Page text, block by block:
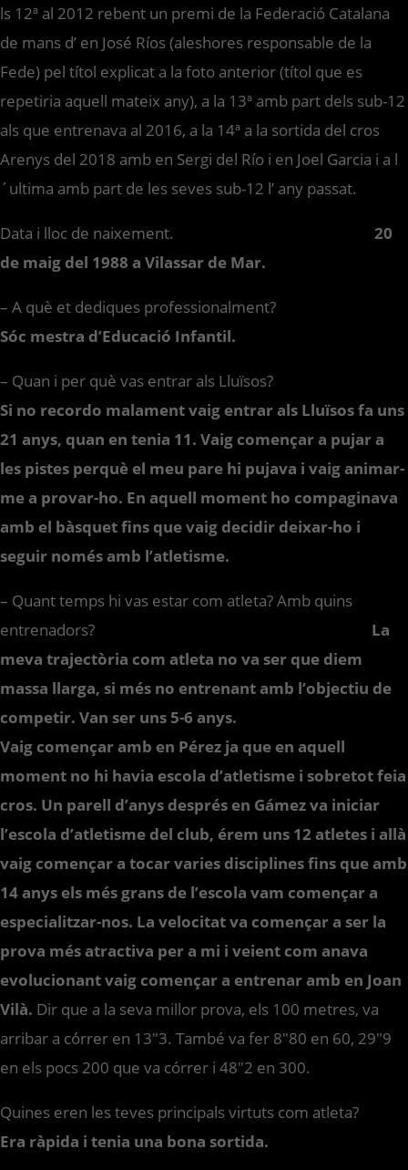
ls 12ª al 2012 rebent un premi de la Federació Catalana
de mans d’ en José Ríos (aleshores responsable de la
Fede) pel títol explicat a la foto anterior (títol que es
repetiria aquell mateix any), a la 13ª amb part dels sub-12
als que entrenava al 2016, a la 14ª a la sortida del cros
Arenys del 2018 amb en Sergi del Río i en Joel Garcia i a l
´ultima amb part de les seves sub-12 l’ any passat.
Data i lloc de naixement. 20
de maig del 1988 a Vilassar de Mar.
– A què et dediques professionalment?
Sóc mestra d’Educació Infantil.
– Quan i per què vas entrar als Lluïsos?
Si no recordo malament vaig entrar als Lluïsos fa uns
21 anys, quan en tenia 11. Vaig començar a pujar a
les pistes perquè el meu pare hi pujava i vaig animar-
me a provar-ho. En aquell moment ho compaginava
amb el bàsquet fins que vaig decidir deixar-ho i
seguir només amb l’atletisme.
– Quant temps hi vas estar com atleta? Amb quins
entrenadors? La
meva trajectòria com atleta no va ser que diem
massa llarga, si més no entrenant amb l’objectiu de
competir. Van ser uns 5-6 anys.
Vaig començar amb en Pérez ja que en aquell
moment no hi havia escola d’atletisme i sobretot feia
cros. Un parell d’anys després en Gámez va iniciar
l’escola d’atletisme del club, érem uns 12 atletes i allà
vaig començar a tocar varies disciplines fins que amb
14 anys els més grans de l’escola vam començar a
especialitzar-nos. La velocitat va començar a ser la
prova més atractiva per a mi i veient com anava
evolucionant vaig començar a entrenar amb en Joan
Vilà. Dir que a la seva millor prova, els 100 metres, va
arribar a córrer en 13″3. També va fer 8″80 en 60, 29″9
en els pocs 200 que va córrer i 48″2 en 300.
Quines eren les teves principals virtuts com atleta?
Era ràpida i tenia una bona sortida.